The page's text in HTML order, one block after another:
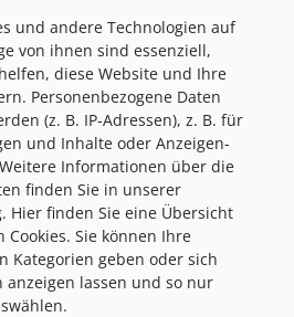
/ 14:00-18:00
/ 14:00-18:00
03179 23300-99
Nutzungsbedingungen
und andere Technologien auf
von ihnen sind essenziell,
diese Website und Ihre
Personenbezogene Daten
(z. B. IP-Adressen), z. B. für
und Inhalte oder Anzeigen-
Informationen über die
finden Sie in unserer
Hier finden Sie eine Übersicht
Sie können Ihre
Kategorien geben oder sich
lassen und so nur